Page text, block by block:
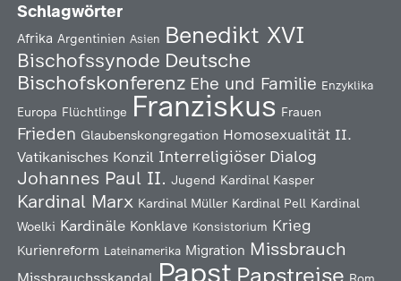
Schlagwörter
Afrika Argentinien Asien Benedikt XVI
Bischofssynode Deutsche
Bischofskonferenz Ehe und Familie Enzyklika
Europa Flüchtlinge Franziskus Frauen
Frieden Glaubenskongregation Homosexualität II.
Vatikanisches Konzil Interreligiöser Dialog
Johannes Paul II. Jugend Kardinal Kasper
Kardinal Marx Kardinal Müller Kardinal Pell Kardinal
Woelki Kardinäle Konklave Konsistorium Krieg
Kurienreform Lateinamerika Migration Missbrauch
Papst Papstreise